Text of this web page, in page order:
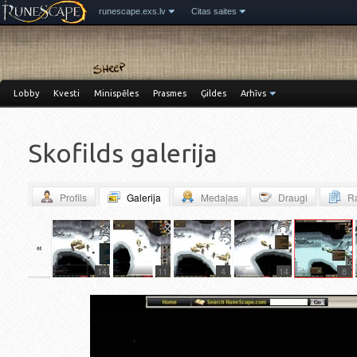
runescape.exs.lv Citas saites
Lobby Kvesti Minispēles Prasmes Ģildes Arhīvs
Skofilds galerija
Profils Galerija Medaļas Draugi
«
14 11 4 14 8